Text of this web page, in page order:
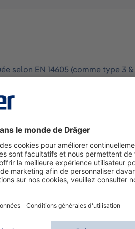
EN 14605 (comme type 3 &
pour une utilisation limitée.
La combinaison est
avec coutures soudées
pour couvrir la tige du sur-
sont portées sur les
des espaces confinés.